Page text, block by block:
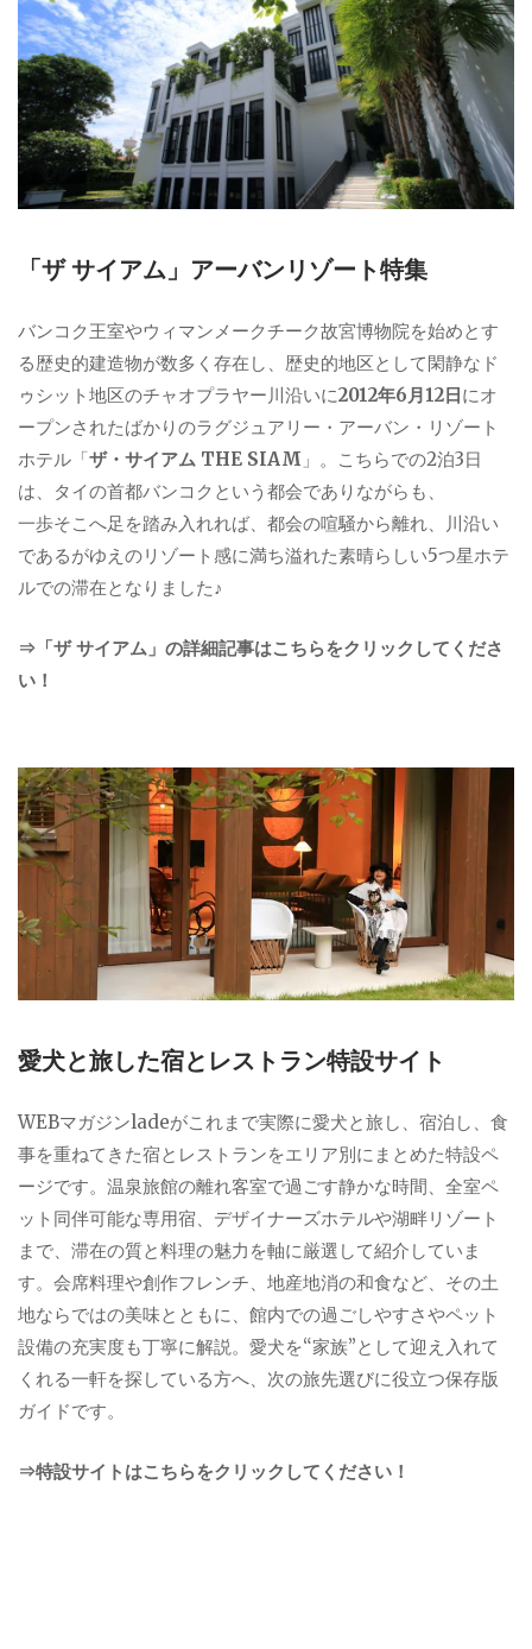
ー
「ザ サイアム」アーバンリゾート特集
バンコク王室やウィマンメークチーク故宮博物院を始めとす
る歴史的建造物が数多く存在し、歴史的地区として閑静なド
ゥシット地区のチャオプラヤー川沿いに2012年6月12日にオ
ープンされたばかりのラグジュアリー・アーバン・リゾート
ホテル「ザ・サイアム THE SIAM 」。こちらでの2泊3日
は、タイの首都バンコクという都会でありながらも、
一歩そこへ足を踏み入れれば、都会の喧騒から離れ、川沿い
であるがゆえのリゾート感に満ち溢れた素晴らしい5つ星ホテ
ルでの滞在となりました♪
⇒「ザ サイアム」の詳細記事はこちらをクリックしてくださ
い！
愛犬と旅した宿とレストラン特設サイト
WEBマガジンladeがこれまで実際に愛犬と旅し、宿泊し、食
事を重ねてきた宿とレストランをエリア別にまとめた特設ペ
ージです。温泉旅館の離れ客室で過ごす静かな時間、全室ペ
ット同伴可能な専用宿、デザイナーズホテルや湖畔リゾート
まで、滞在の質と料理の魅力を軸に厳選して紹介していま
す。会席料理や創作フレンチ、地産地消の和食など、その土
地ならではの美味とともに、館内での過ごしやすさやペット
設備の充実度も丁寧に解説。愛犬を“家族”として迎え入れて
くれる一軒を探している方へ、次の旅先選びに役立つ保存版
ガイドです。
⇒特設サイトはこちらをクリックしてください！